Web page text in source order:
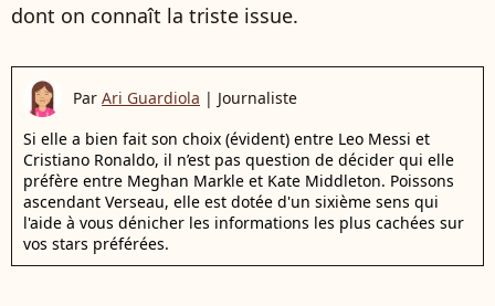
dont on connaît la triste issue.
Par Ari Guardiola | Journaliste
Si elle a bien fait son choix (évident) entre Leo Messi et
Cristiano Ronaldo, il n’est pas question de décider qui elle
préfère entre Meghan Markle et Kate Middleton. Poissons
ascendant Verseau, elle est dotée d'un sixième sens qui
l'aide à vous dénicher les informations les plus cachées sur
vos stars préférées.